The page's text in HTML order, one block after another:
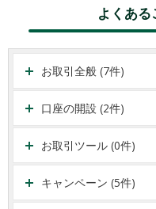
よくあ
お取引全般 (7件)
口座の開設 (2件)
お取引ツール (0件)
キャンペーン (5件)